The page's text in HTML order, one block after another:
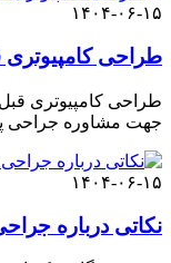
۱۴۰۴-۰۶-۱۵
طراحی کامپیوتری
طراحی کامپیوتری قبل
جهت مشاوره جراحی
۱۴۰۴-۰۶-۱۵
نکاتی درباره